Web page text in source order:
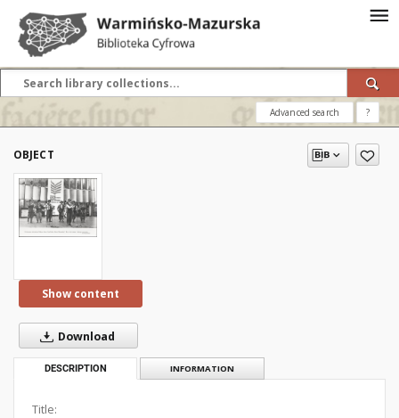
Advanced search ?
OBJECT
Show content
Download
DESCRIPTION INFORMATION
Title: